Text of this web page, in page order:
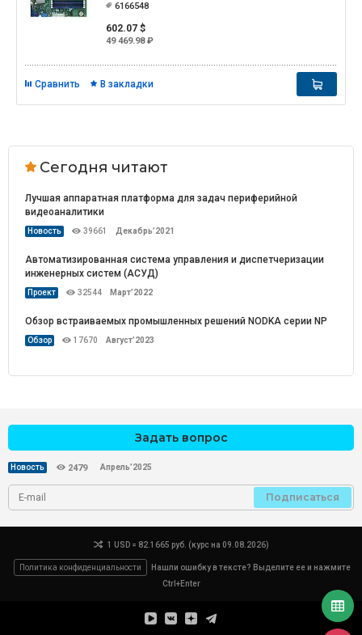
6166548
602.07 $
49 469.98 ₽
Сравнить В закладки
Сегодня читают
Лучшая аппаратная платформа для задач периферийной
видеоаналитики
Новость 39661 Декабрь’2021
Автоматизированная система управления и диспетчеризации
инженерных систем (АСУД)
Проект 32544 Март’2022
Обзор встраиваемых промышленных решений NODKA серии NP
Обзор 17670 Август’2023
Задать вопрос
Новость 2479 Апрель’2025
Подписаться
1 USD = 82.1665 руб. (курс на 09.08.2026)
Политика конфиденциальности
Нашли ошибку в тексте? Выделите ее и нажмите
Ctrl+Enter